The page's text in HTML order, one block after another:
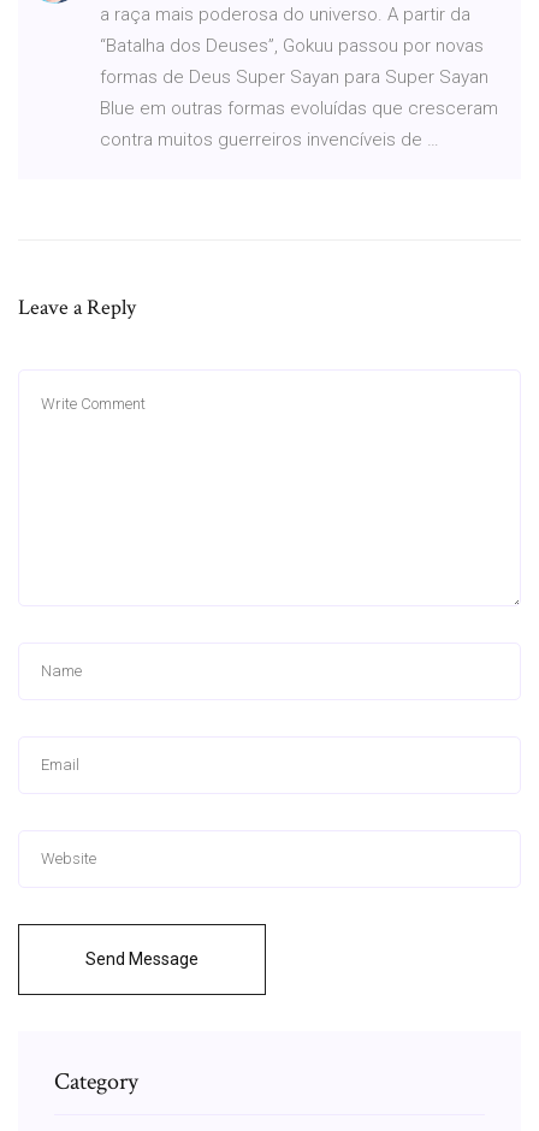
a raça mais poderosa do universo. A partir da
“Batalha dos Deuses”, Gokuu passou por novas
formas de Deus Super Sayan para Super Sayan
Blue em outras formas evoluídas que cresceram
contra muitos guerreiros invencíveis de …
Leave a Reply
Send Message
Category